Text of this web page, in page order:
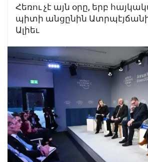
Հեռու չէ այն օրը, երբ
պիտի անցընին
Ալիեւ